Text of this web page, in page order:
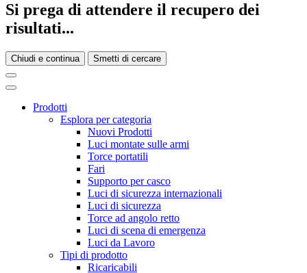
Si prega di attendere il recupero dei
risultati...
Chiudi e continua Smetti di cercare
Prodotti
Esplora per categoria
Nuovi Prodotti
Luci montate sulle armi
Torce portatili
Fari
Supporto per casco
Luci di sicurezza internazionali
Luci di sicurezza
Torce ad angolo retto
Luci di scena di emergenza
Luci da Lavoro
Tipi di prodotto
Ricaricabili